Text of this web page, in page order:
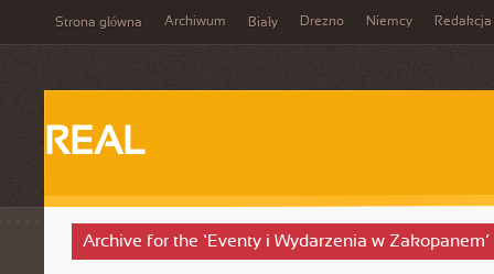
Strona główna Archiwum Biały Drezno Niemcy Redakcja
REAL
Archive for the ‘Eventy i Wydarzenia w